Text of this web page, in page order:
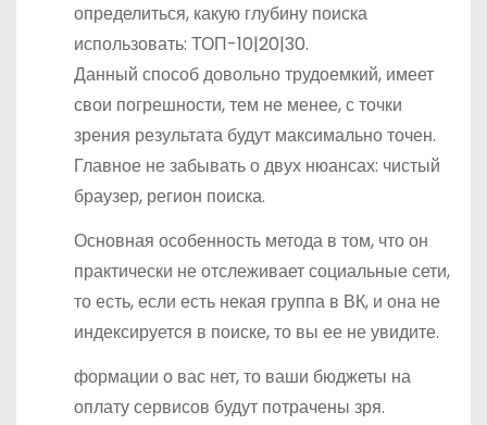
определиться, какую глубину поиска
использовать: ТОП-10|20|30.
Данный способ довольно трудоемкий, имеет
свои погрешности, тем не менее, с точки
зрения результата будут максимально точен.
Главное не забывать о двух нюансах: чистый
браузер, регион поиска.
Основная особенность метода в том, что он
практически не отслеживает социальные сети,
то есть, если есть некая группа в ВК, и она не
индексируется в поиске, то вы ее не увидите.
формации о вас нет, то ваши бюджеты на
оплату сервисов будут потрачены зря.